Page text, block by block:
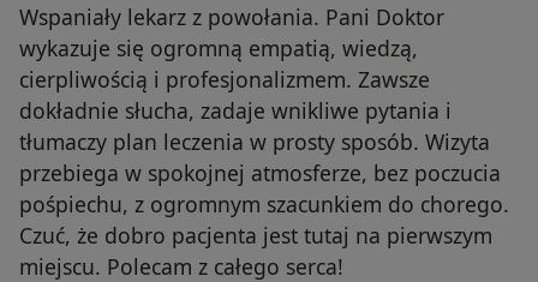
Wspaniały lekarz z powołania. Pani Doktor
wykazuje się ogromną empatią, wiedzą,
cierpliwością i profesjonalizmem. Zawsze
dokładnie słucha, zadaje wnikliwe pytania i
tłumaczy plan leczenia w prosty sposób. Wizyta
przebiega w spokojnej atmosferze, bez poczucia
pośpiechu, z ogromnym szacunkiem do chorego.
Czuć, że dobro pacjenta jest tutaj na pierwszym
miejscu. Polecam z całego serca!